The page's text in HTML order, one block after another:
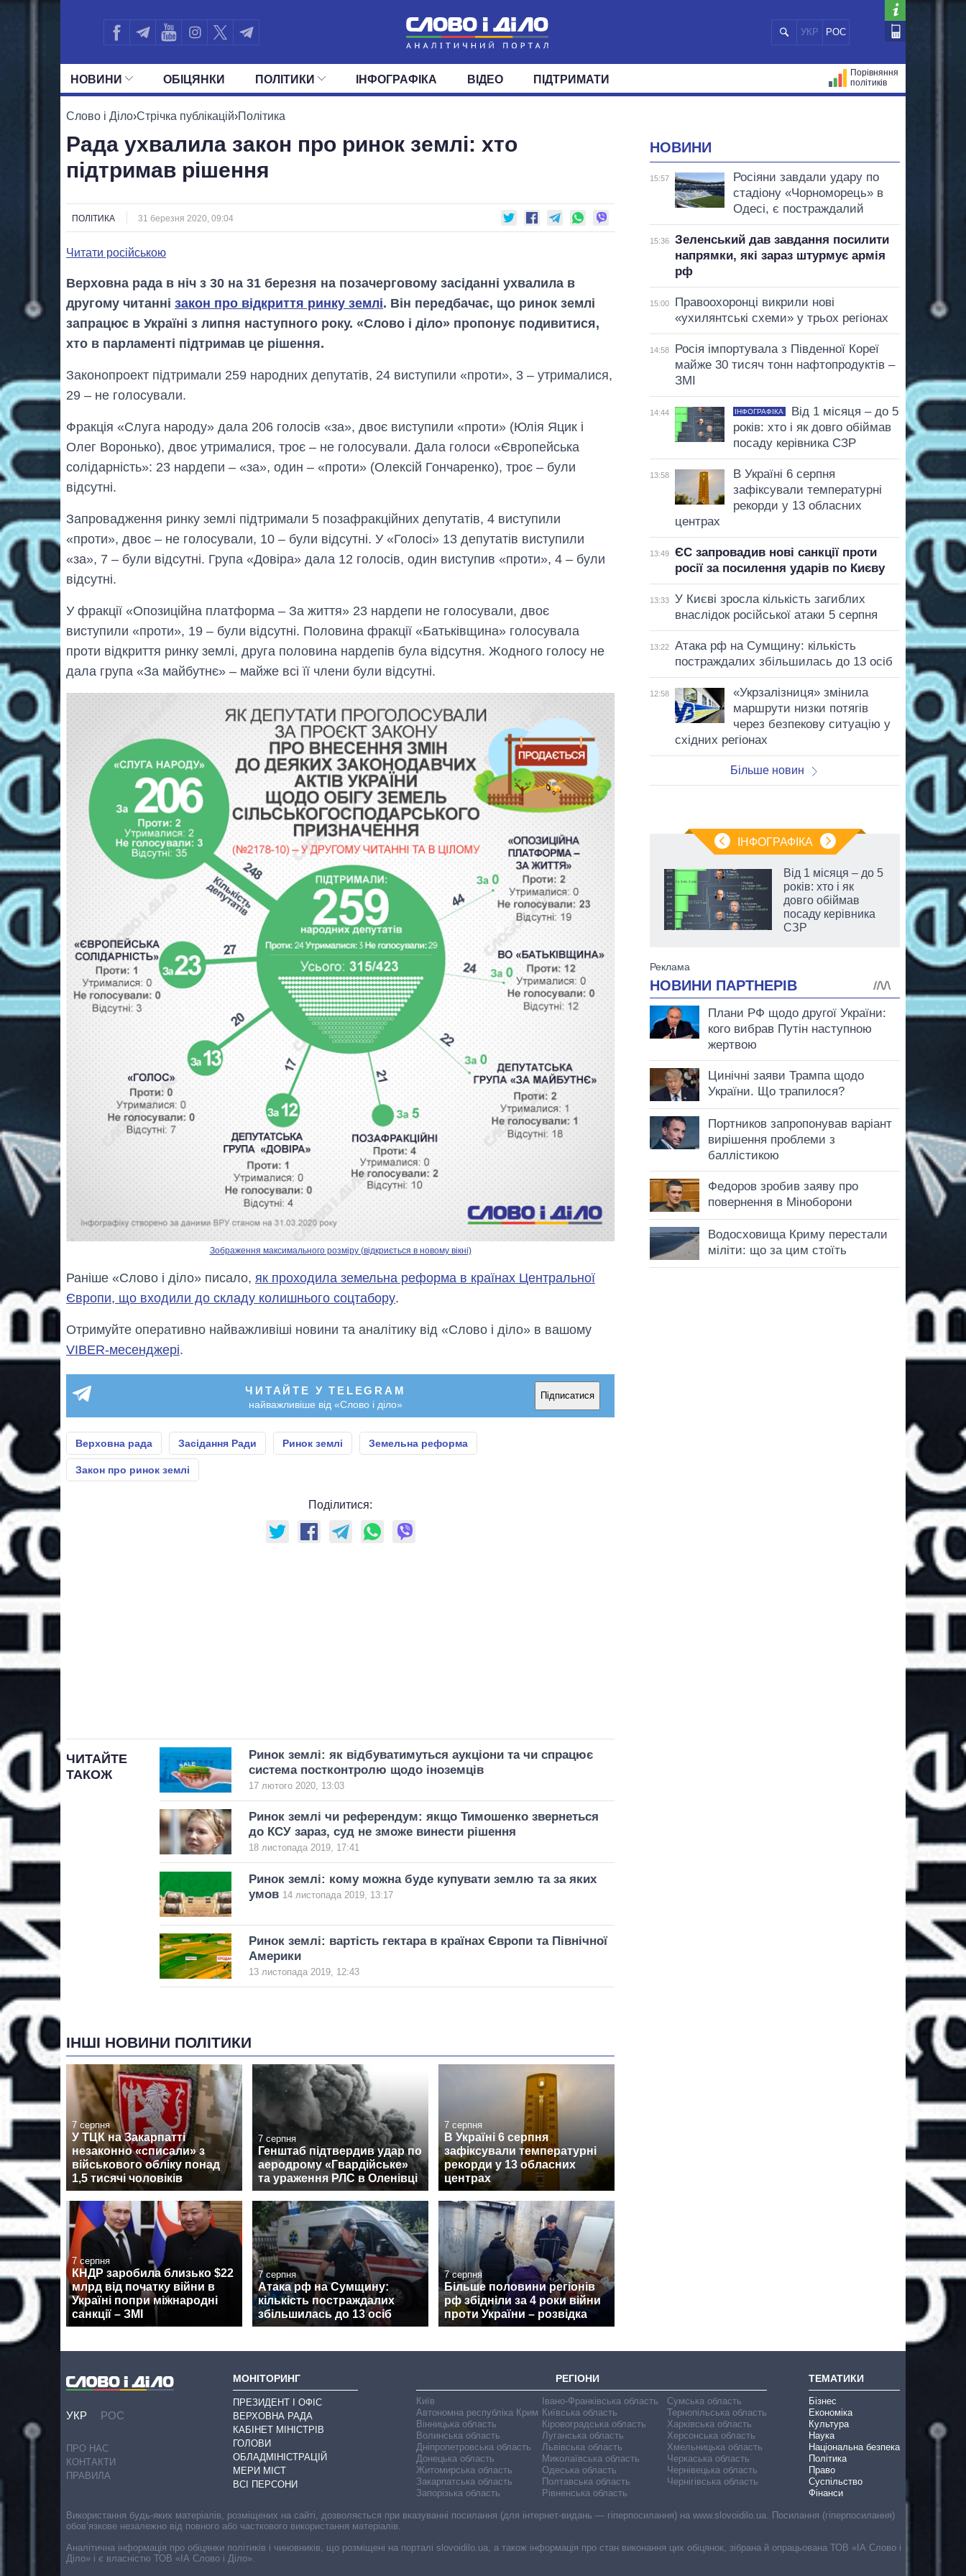
УКР РОС
НОВИНИ
ПОЛІТИКА ЕКОНОМІКА СУСПІЛЬСТВО
ОБIЦЯНКИ ПОЛIТИКИ
УСІ ПОЛІТИКИ ПРЕЗИДЕНТ І ОФІС
ДЕПУТАТИ КОМІТЕТИ ФРАКЦІЇ
ІНФОГРАФІКА ВІДЕО ПІДТРИМАТИ
Порівняння
політиків
Слово і Діло›Стрічка публікацій›Політика
Рада ухвалила закон про ринок землі: хто
підтримав рішення
ПОЛІТИКА 31 березня 2020, 09:04
Читати російською
Верховна рада в ніч з 30 на 31 березня на позачерговому засіданні ухвалила в
другому читанні закон про відкриття ринку землі. Він передбачає, що ринок землі
запрацює в Україні з липня наступного року. «Слово і діло» пропонує подивитися,
хто в парламенті підтримав це рішення.
Законопроект підтримали 259 народних депутатів, 24 виступили «проти», 3 – утрималися,
29 – не голосували.
Фракція «Слуга народу» дала 206 голосів «за», двоє виступили «проти» (Юлія Яцик і
Олег Воронько), двоє утрималися, троє – не голосували. Дала голоси «Європейська
солідарність»: 23 нардепи – «за», один – «проти» (Олексій Гончаренко), троє – були
відсутні.
Запровадження ринку землі підтримали 5 позафракційних депутатів, 4 виступили
«проти», двоє – не голосували, 10 – були відсутні. У «Голосі» 13 депутатів виступили
«за», 7 – були відсутні. Група «Довіра» дала 12 голосів, один виступив «проти», 4 – були
відсутні.
У фракції «Опозиційна платформа – За життя» 23 нардепи не голосували, двоє
виступили «проти», 19 – були відсутні. Половина фракції «Батьківщина» голосувала
проти відкриття ринку землі, друга половина нардепів була відсутня. Жодного голосу не
дала група «За майбутнє» – майже всі її члени були відсутні.
Зображення максимального розміру (відкриється в новому вікні)
Раніше «Слово і діло» писало, як проходила земельна реформа в країнах Центральної
Європи, що входили до складу колишнього соцтабору.
Отримуйте оперативно найважливіші новини та аналітику від «Слово і діло» в вашому
VIBER-месенджері.
ЧИТАЙТЕ У TELEGRAM
найважливіше від «Слово і діло»
Підписатися
Верховна рада Засідання Ради Ринок землі Земельна реформа
Закон про ринок землі
Поділитися:
ЧИТАЙТЕ
ТАКОЖ
Ринок землі: як відбуватимуться аукціони та чи спрацює
система постконтролю щодо іноземців
17 лютого 2020, 13:03
Ринок землі чи референдум: якщо Тимошенко звернеться
до КСУ зараз, суд не зможе винести рішення
18 листопада 2019, 17:41
Ринок землі: кому можна буде купувати землю та за яких
умов 14 листопада 2019, 13:17
Ринок землі: вартість гектара в країнах Європи та Північної
Америки
13 листопада 2019, 12:43
ІНШІ НОВИНИ ПОЛІТИКИ
7 серпня
У ТЦК на Закарпатті
незаконно «списали» з
військового обліку понад
1,5 тисячі чоловіків
7 серпня
Генштаб підтвердив удар по
аеродрому «Гвардійське»
та ураження РЛС в Оленівці
7 серпня
В Україні 6 серпня
зафіксували температурні
рекорди у 13 обласних
центрах
7 серпня
КНДР заробила близько $22
млрд від початку війни в
Україні попри міжнародні
санкції – ЗМІ
7 серпня
Атака рф на Сумщину:
кількість постраждалих
збільшилась до 13 осіб
7 серпня
Більше половини регіонів
рф збідніли за 4 роки війни
проти України – розвідка
НОВИНИ
15:57
Росіяни завдали удару по
стадіону «Чорноморець» в
Одесі, є постраждалий
15:36
Зеленський дав завдання посилити
напрямки, які зараз штурмує армія
рф
15:00
Правоохоронці викрили нові
«ухилянтські схеми» у трьох регіонах
14:58
Росія імпортувала з Південної Кореї
майже 30 тисяч тонн нафтопродуктів –
ЗМІ
14:44 ІНФОГРАФІКА
Від 1 місяця – до 5
років: хто і як довго обіймав
посаду керівника СЗР
13:58
В Україні 6 серпня
зафіксували температурні
рекорди у 13 обласних
центрах
13:49
ЄС запровадив нові санкції проти
росії за посилення ударів по Києву
13:33
У Києві зросла кількість загиблих
внаслідок російської атаки 5 серпня
13:22
Атака рф на Сумщину: кількість
постраждалих збільшилась до 13 осіб
12:58
«Укрзалізниця» змінила
маршрути низки потягів
через безпекову ситуацію у
східних регіонах
Більше новин
ІНФОГРАФІКА
Економіка ШІ-
гігантів: скільки
коштують і
заробляють
Від 1 місяця – до 5
років: хто і як
довго обіймав
посаду керівника
СЗР
УКР РОС
ПРО НАС
КОНТАКТИ
ПРАВИЛА
МОНІТОРИНГ
ПРЕЗИДЕНТ І ОФІС
ВЕРХОВНА РАДА
КАБІНЕТ МІНІСТРІВ
ГОЛОВИ
ОБЛАДМІНІСТРАЦІЙ
МЕРИ МІСТ
ВСІ ПЕРСОНИ
РЕГІОНИ
Київ
Автономна республіка Крим
Вінницька область
Волинська область
Дніпропетровська область
Донецька область
Житомирська область
Закарпатська область
Запорізька область
Івано-Франківська область
Київська область
Кіровоградська область
Луганська область
Львівська область
Миколаївська область
Одеська область
Полтавська область
Рівненська область
Сумська область
Тернопільська область
Харківська область
Херсонська область
Хмельницька область
Черкаська область
Чернівецька область
Чернігівська область
ТЕМАТИКИ
Бізнес
Економіка
Культура
Наука
Національна безпека
Політика
Право
Суспільство
Фінанси
Використання будь-яких матеріалів, розміщених на сайті, дозволяється при вказуванні посилання (для інтернет-видань — гіперпосилання) на www.slovoidilo.ua. Посилання (гіперпосилання)
обов’язкове незалежно від повного або часткового використання матеріалів.
Аналітична інформація про обіцянки політиків і чиновників, що розміщені на порталі slovoidilo.ua, а також інформація про стан виконання цих обіцянок, зібрана й опрацьована ТОВ «ІА Слово і
Діло» і є власністю ТОВ «ІА Слово і Діло».